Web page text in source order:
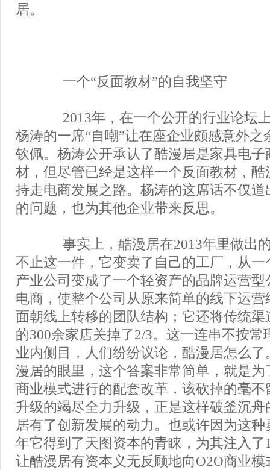
居。
一个“反面教材”的自我坚守
2013年，在一个公开的行业论坛
杨涛的一席“自嘲”让在座企业颇感意外之
钦佩。杨涛公开承认了酷漫居是家具电子
材，但尽管已经是这样一个反面教材，酷
持走电商发展之路。杨涛的这席话不仅道
的问题，也为其他企业带来反思。
事实上，酷漫居在2013年里做出
不止这一件，它变卖了自己的工厂，从一
产业公司变成了一个轻资产的品牌运营型
电商，使整个公司从原来简单的线下运营
面朝线上转移的团队结构；它还将传统渠
的300余家店关掉了2/3。这一连串不按常
业内侧目，人们纷纷议论，酷漫居怎么了
漫居的眼里，这个答案非常简单，就是为
商业模式进行的配套改革，该砍掉的毫不
升级的竭尽全力升级，正是这样破釜沉舟
居有了创新发展的动力。也或许因为这种
年它得到了天图资本的青睐，为其注入了
让酷漫居有资本义无反顾地向O2O商业